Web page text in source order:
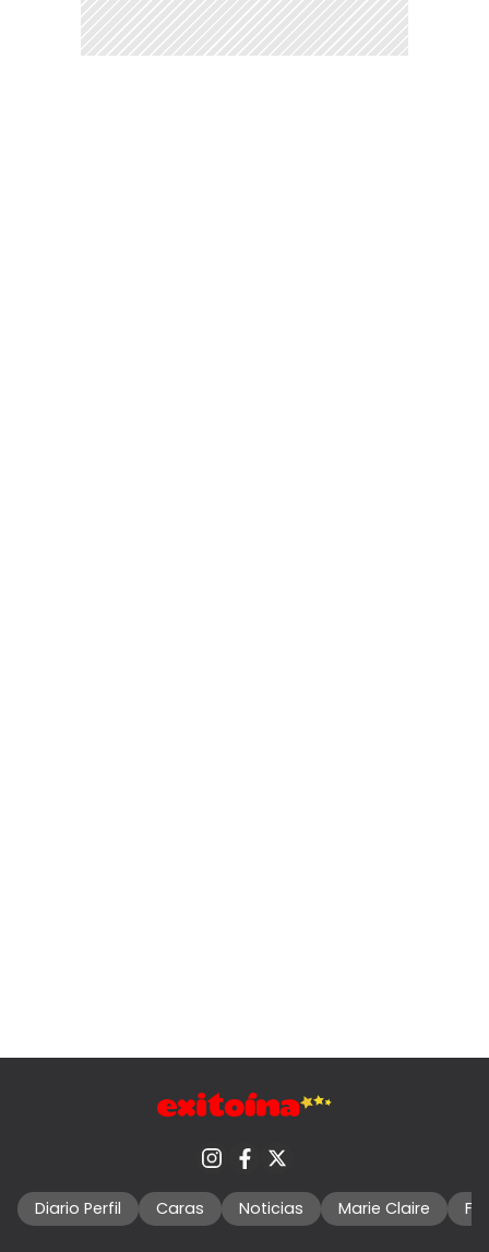
Diario Perfil Caras Noticias Marie Claire